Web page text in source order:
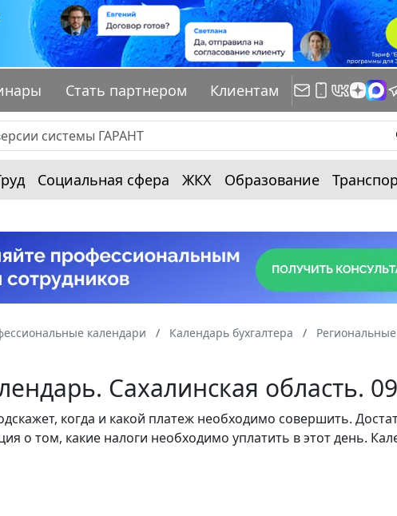
Стать партнером Клиентам
Социальная сфера ЖКХ Образование
календари Календарь бухгалтера Региональные
Сахалинская область.
когда и какой платеж необходимо совершить.
о том, какие налоги необходимо уплатить в этот день.